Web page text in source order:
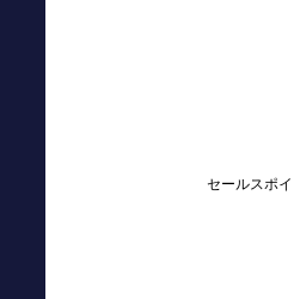
セールスポ